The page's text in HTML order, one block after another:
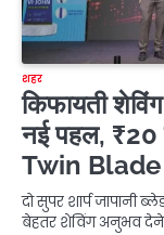
शहर
किफायती
नई पहल, ₹20
Twin
दो सुपर शार्प जापानी
बेहतर शेविंग अनुभव देने